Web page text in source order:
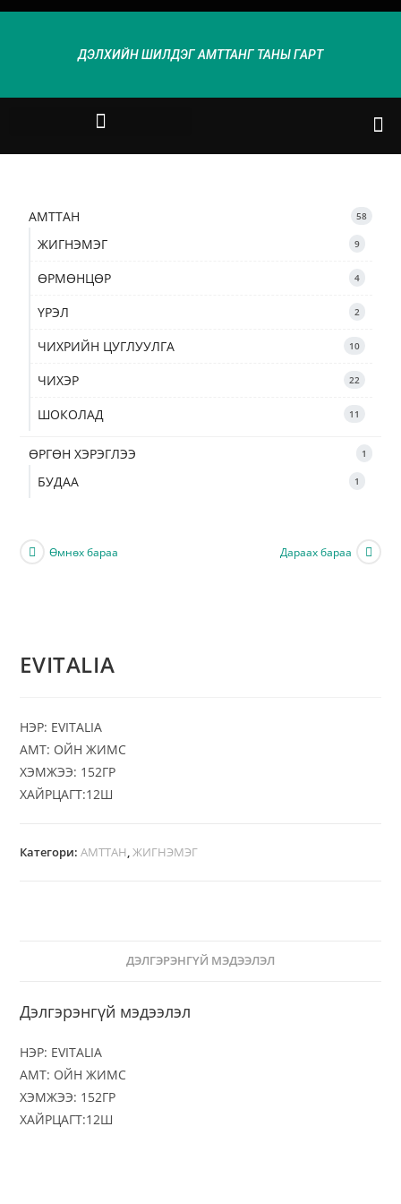
ДЭЛХИЙН ШИЛДЭГ АМТТАНГ ТАНЫ ГАРТ
АМТТАН 58
ЖИГНЭМЭГ 9
ӨРМӨНЦӨР 4
ҮРЭЛ 2
ЧИХРИЙН ЦУГЛУУЛГА 10
ЧИХЭР 22
ШОКОЛАД 11
ӨРГӨН ХЭРЭГЛЭЭ 1
БУДАА 1
Өмнөх бараа Дараах бараа
EVITALIA
НЭР: EVITALIA
АМТ: ОЙН ЖИМС
ХЭМЖЭЭ: 152ГР
ХАЙРЦАГТ:12Ш
Категори:АМТТАН,ЖИГНЭМЭГ
ДЭЛГЭРЭНГҮЙ МЭДЭЭЛЭЛ
Дэлгэрэнгүй мэдээлэл
НЭР: EVITALIA
АМТ: ОЙН ЖИМС
ХЭМЖЭЭ: 152ГР
ХАЙРЦАГТ:12Ш